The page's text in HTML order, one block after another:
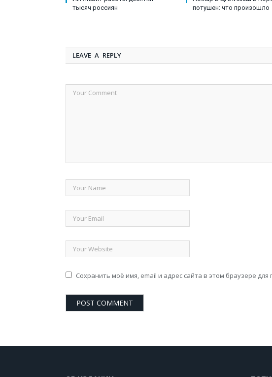
тысяч россиян
потушен: что произошло
LEAVE A REPLY
Сохранить моё имя, email и адрес сайта в этом браузере